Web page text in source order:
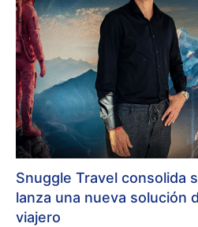
Snuggle Travel consolida
lanza una nueva solución
viajero